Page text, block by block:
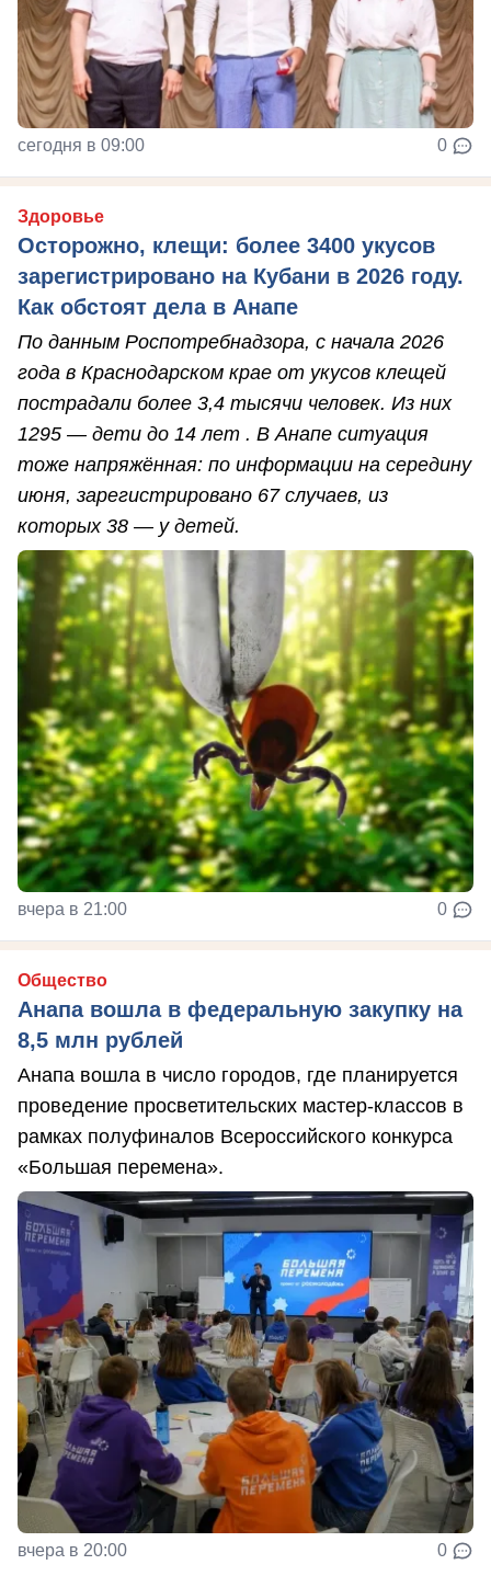
сегодня в 09:00 0
Здоровье
Осторожно, клещи: более 3400 укусов
зарегистрировано на Кубани в 2026 году.
Как обстоят дела в Анапе
По данным Роспотребнадзора, с начала 2026
года в Краснодарском крае от укусов клещей
пострадали более 3,4 тысячи человек. Из них
1295 — дети до 14 лет . В Анапе ситуация
тоже напряжённая: по информации на середину
июня, зарегистрировано 67 случаев, из
которых 38 — у детей.
вчера в 21:00 0
Общество
Анапа вошла в федеральную закупку на
8,5 млн рублей
Анапа вошла в число городов, где планируется
проведение просветительских мастер-классов в
рамках полуфиналов Всероссийского конкурса
«Большая перемена».
вчера в 20:00 0